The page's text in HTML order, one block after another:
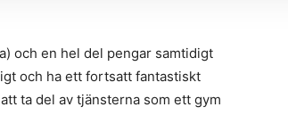
och en hel del pengar samtidigt
och ha ett fortsatt fantastiskt
ta del av tjänsterna som ett gym